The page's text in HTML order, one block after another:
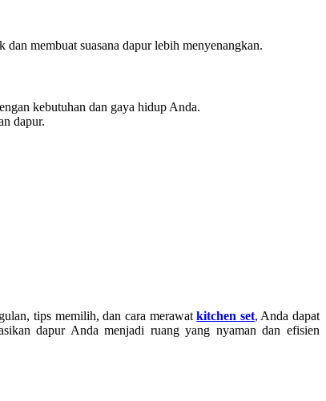
membuat suasana dapur lebih menyenangkan.
kebutuhan dan gaya hidup Anda.
dapur.
tips memilih, dan cara merawatkitchen set, Anda dapat
dapur Anda menjadi ruang yang nyaman dan efisien